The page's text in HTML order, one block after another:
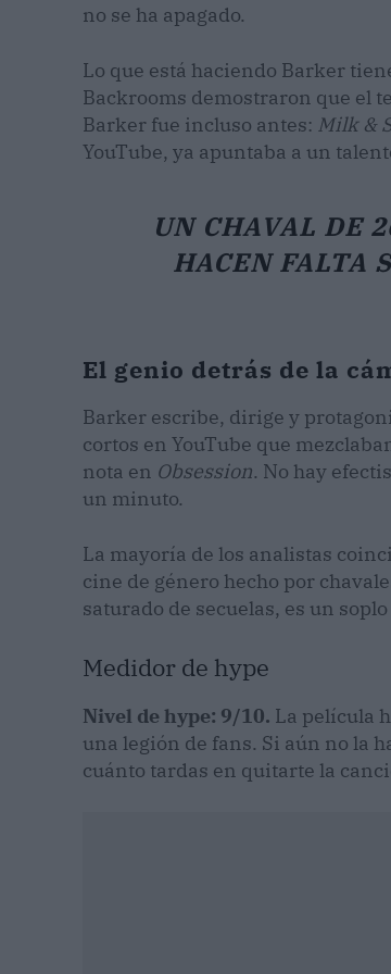
no se ha apagado.
Lo que está haciendo Barker
Backrooms demostraron que el
Barker fue incluso antes: Milk &
YouTube, ya apuntaba a un
UN CHAVAL DE
HACEN FALTA
El genio detrás de la
Barker escribe, dirige y
cortos en YouTube que
nota en Obsession. No hay
un minuto.
La mayoría de los analistas
cine de género hecho por
saturado de secuelas, es un
Medidor de hype
Nivel de hype: 9/10. La película
una legión de fans. Si aún no la
cuánto tardas en quitarte la